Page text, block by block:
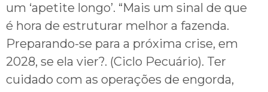
um ‘apetite longo’. “Mais um sinal de que
é hora de estruturar melhor a fazenda.
Preparando-se para a próxima crise, em
2028, se ela vier?. (Ciclo Pecuário). Ter
cuidado com as operações de engorda,